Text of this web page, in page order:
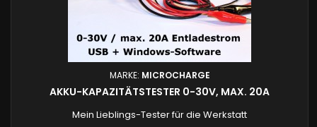
MARKE: MICROCHARGE
AKKU-KAPAZITÄTSTESTER 0-30V, MAX. 20A
Mein Lieblings-Tester für die Werkstatt